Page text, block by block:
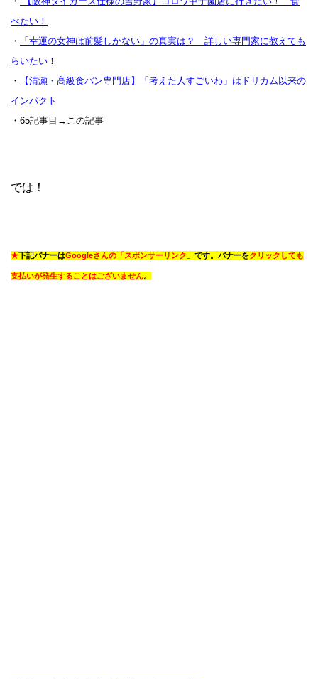
べたい！
・
「幸運の女神は前髪しかない」の真実は？ 詳しい専門家に教えても
らいたい！
・
【清瀬・高級食パン専門店】「考えた人すごいわ」はドリカム以来の
インパクト
・65記事目→この記事
では！
★下記バナーはGoogleさんの「スポンサーリンク」 です。バナーをクリックしても
支払いが発生することはございません。